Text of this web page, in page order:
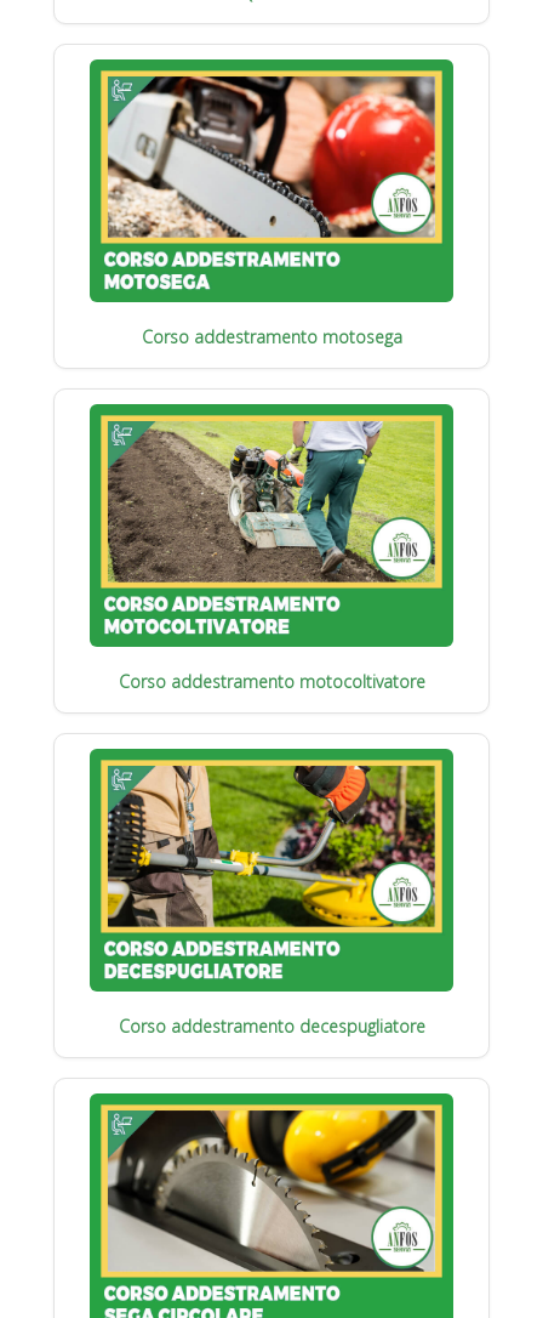
Corso addestramento motosega
Corso addestramento motocoltivatore
Corso addestramento decespugliatore